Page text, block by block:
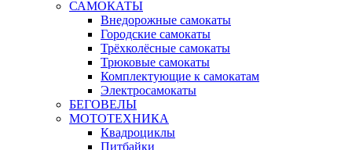
САМОКАТЫ
Внедорожные самокаты
Городские самокаты
Трёхколёсные самокаты
Трюковые самокаты
Комплектующие к самокатам
Электросамокаты
БЕГОВЕЛЫ
МОТОТЕХНИКА
Квадроциклы
Питбайки